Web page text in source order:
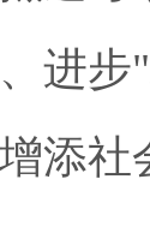
进步
添社